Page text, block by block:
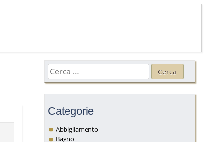
Ricerca
per:
Categorie
Abbigliamento
Bagno